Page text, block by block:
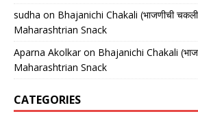
sudha on Bhajanichi Chakali (भाजणीची
Maharashtrian Snack
Aparna Akolkaron Bhajanichi Chakali
Maharashtrian Snack
CATEGORIES